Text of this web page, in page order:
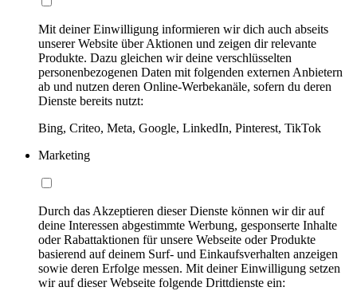
Mit deiner Einwilligung informieren wir dich auch abseits
unserer Website über Aktionen und zeigen dir relevante
Produkte. Dazu gleichen wir deine verschlüsselten
personenbezogenen Daten mit folgenden externen Anbietern
ab und nutzen deren Online-Werbekanäle, sofern du deren
Dienste bereits nutzt:
Bing, Criteo, Meta, Google, LinkedIn, Pinterest, TikTok
Marketing
Durch das Akzeptieren dieser Dienste können wir dir auf
deine Interessen abgestimmte Werbung, gesponserte Inhalte
oder Rabattaktionen für unsere Webseite oder Produkte
basierend auf deinem Surf- und Einkaufsverhalten anzeigen
sowie deren Erfolge messen. Mit deiner Einwilligung setzen
wir auf dieser Webseite folgende Drittdienste ein: